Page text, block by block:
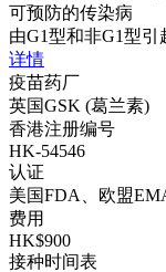
可预防的传染病
由G1型和非G1型
详情
疫苗药厂
英国GSK (葛兰素)
香港注册编号
HK-54546
认证
美国FDA、欧盟
费用
HK$900
接种时间表